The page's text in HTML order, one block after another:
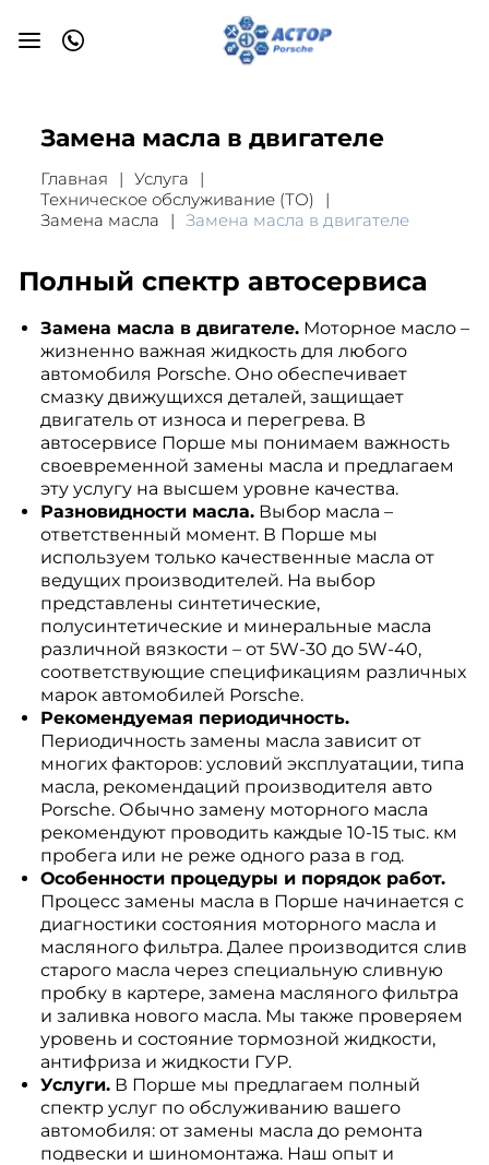
Замена масла в двигателе
Главная
Услуга
Техническое обслуживание (ТО)
Замена масла
Замена масла в двигателе
Полный спектр автосервиса
Замена масла в двигателе.Моторное масло –
жизненно важная жидкость для любого
автомобиля Porsche. Оно обеспечивает
смазку движущихся деталей, защищает
двигатель от износа и перегрева. В
автосервисе Порше мы понимаем важность
своевременной замены масла и предлагаем
эту услугу на высшем уровне качества.
Разновидности масла.Выбор масла –
ответственный момент. В Порше мы
используем только качественные масла от
ведущих производителей. На выбор
представлены синтетические,
полусинтетические и минеральные масла
различной вязкости – от 5W-30 до 5W-40,
соответствующие спецификациям различных
марок автомобилей Porsche.
Рекомендуемая периодичность.
Периодичность замены масла зависит от
многих факторов: условий эксплуатации, типа
масла, рекомендаций производителя авто
Porsche. Обычно замену моторного масла
рекомендуют проводить каждые 10-15 тыс. км
пробега или не реже одного раза в год.
Особенности процедуры и порядок работ.
Процесс замены масла в Порше начинается с
диагностики состояния моторного масла и
масляного фильтра. Далее производится слив
старого масла через специальную сливную
пробку в картере, замена масляного фильтра
и заливка нового масла. Мы также проверяем
уровень и состояние тормозной жидкости,
антифриза и жидкости ГУР.
Услуги.В Порше мы предлагаем полный
спектр услуг по обслуживанию вашего
автомобиля: от замены масла до ремонта
подвески и шиномонтажа. Наш опыт и